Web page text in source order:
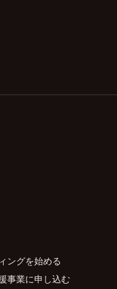
ングを始める
事業に申し込む